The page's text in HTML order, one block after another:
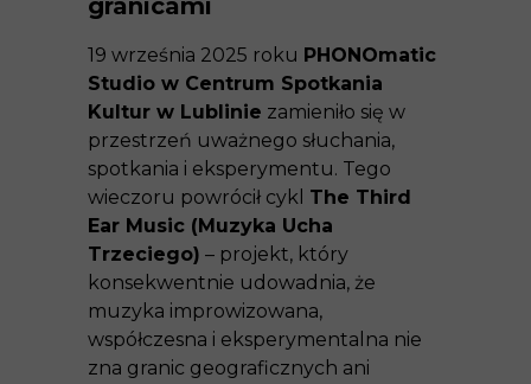
granicami
19 września 2025 roku PHONOmatic
Studio w Centrum Spotkania
Kultur w Lublinie zamieniło się w
przestrzeń uważnego słuchania,
spotkania i eksperymentu. Tego
wieczoru powrócił cykl The Third
Ear Music (Muzyka Ucha
Trzeciego) – projekt, który
konsekwentnie udowadnia, że
muzyka improwizowana,
współczesna i eksperymentalna nie
zna granic geograficznych ani